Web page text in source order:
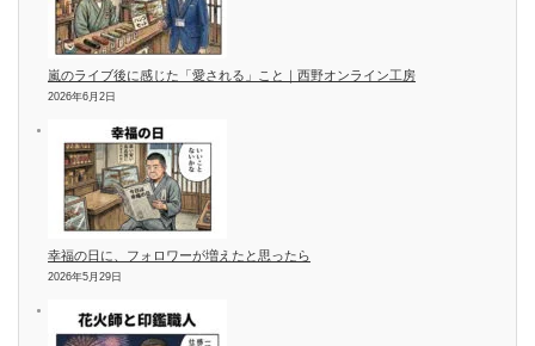
嵐のライブ後に感じた「愛される」こと｜西野オンライン工房
2026年6月2日
幸福の日に、フォロワーが増えたと思ったら
2026年5月29日